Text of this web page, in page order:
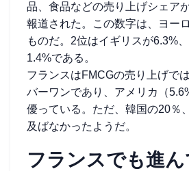
品、食品などの売り上げシェア
報道された。この数字は、ヨー
ものだ。2位はイギリスが6.3%
1.4%である。
フランスはFMCGの売り上げで
バーワンであり、アメリカ（
優っている。ただ、韓国の20％
及ばなかったようだ。
フランスでも進